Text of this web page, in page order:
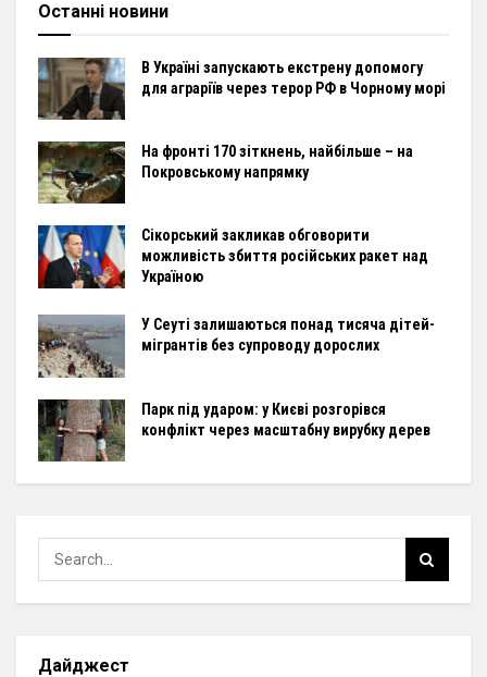
Останні новини
В Україні запускають екстрену допомогу
для аграріїв через терор РФ в Чорному морі
На фронті 170 зіткнень, найбільше – на
Покровському напрямку
Сікорський закликав обговорити
можливість збиття російських ракет над
Україною
У Сеуті залишаються понад тисяча дітей-
мігрантів без супроводу дорослих
Парк під ударом: у Києві розгорівся
конфлікт через масштабну вирубку дерев
Дайджест